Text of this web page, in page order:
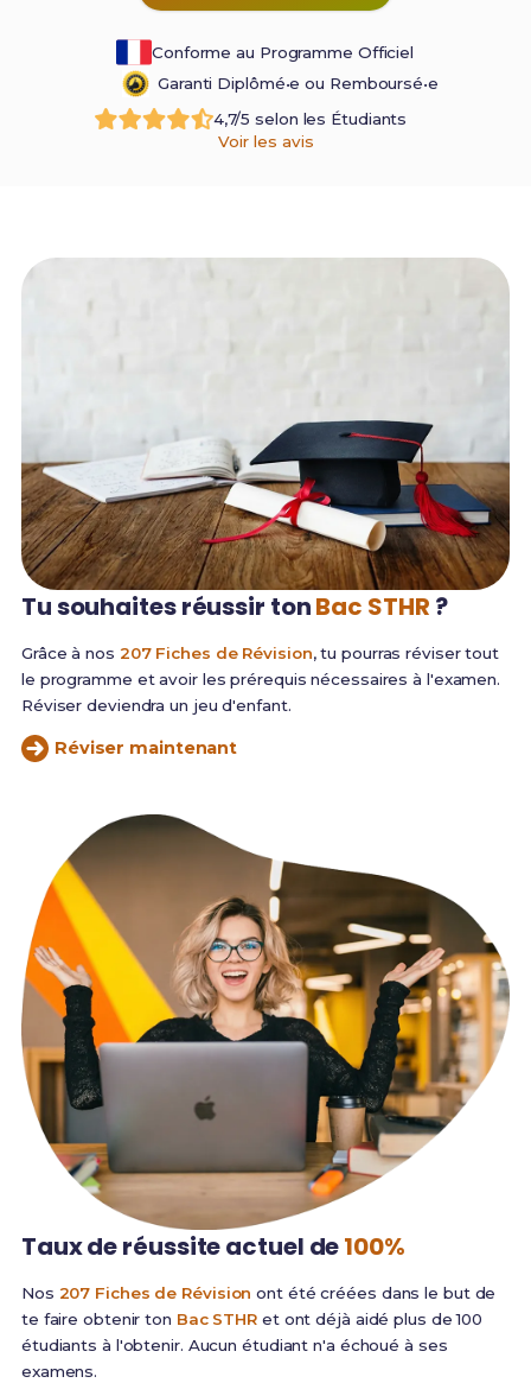
Conforme au Programme Officiel
Garanti Diplômé•e ou Remboursé•e
4,7/5 selon les Étudiants
Voir les avis
Tu souhaites réussir tonBac STHR ?
Grâce à nos 207 Fiches de Révision, tu pourras réviser tout
le programme et avoir les prérequis nécessaires à l'examen.
Réviser deviendra un jeu d'enfant.
Réviser maintenant
Taux de réussiteactuel de100%
Nos 207 Fiches de Révision ont été créées dans le but de
te faire obtenir ton Bac STHR et ont déjà aidé plus de 100
étudiants à l'obtenir. Aucun étudiant n'a échoué à ses
examens.